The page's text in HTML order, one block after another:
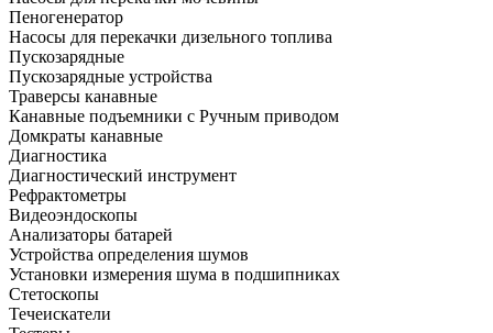
Пеногенератор
Насосы для перекачки дизельного топлива
Пускозарядные
Пускозарядные устройства
Траверсы канавные
Канавные подъемники с Ручным приводом
Домкраты канавные
Диагностика
Диагностический инструмент
Рефрактометры
Видеоэндоскопы
Анализаторы батарей
Устройства определения шумов
Установки измерения шума в подшипниках
Стетоскопы
Течеискатели